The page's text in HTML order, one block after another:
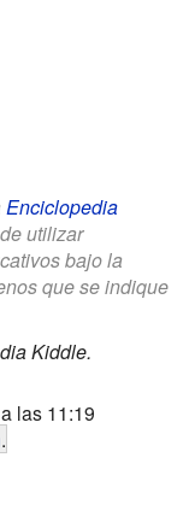
Enciclopedia
utilizar
bajo la
que se indique
Kiddle.
las 11:19
.